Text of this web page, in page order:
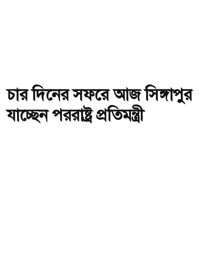
চার দিনের সফরে আজ সিঙ্গাপুর
যাচ্ছেন পররাষ্ট্র প্রতিমন্ত্রী